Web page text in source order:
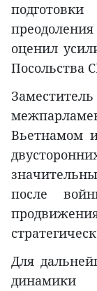
оценил
Посольства
Вьетнамом
после
Для
динамики